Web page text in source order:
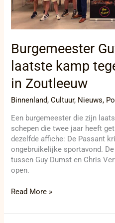
Burgemeester
laatste kamp
in Zoutleeuw
Binnenland,Cultuur, Nieuws,
Een burgemeester die zijn
schepen die twee jaar heeft
dezelfde affiche: De Passant
ongebruikelijke sportavond.
tussen Guy Dumst en Chris
open.
Vervliet
in
Zoutleeuw
Read More »